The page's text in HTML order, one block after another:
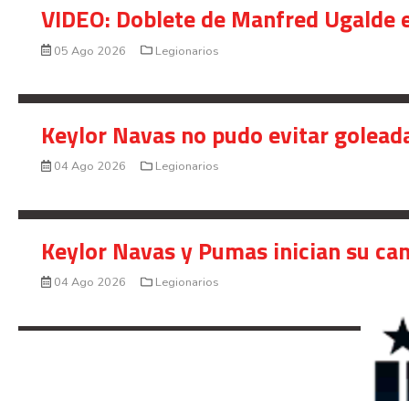
VIDEO: Doblete de Manfred
05 Ago 2026 Legionarios
Keylor Navas no pudo evitar
04 Ago 2026 Legionarios
Keylor Navas y Pumas inician su
04 Ago 2026 Legionarios